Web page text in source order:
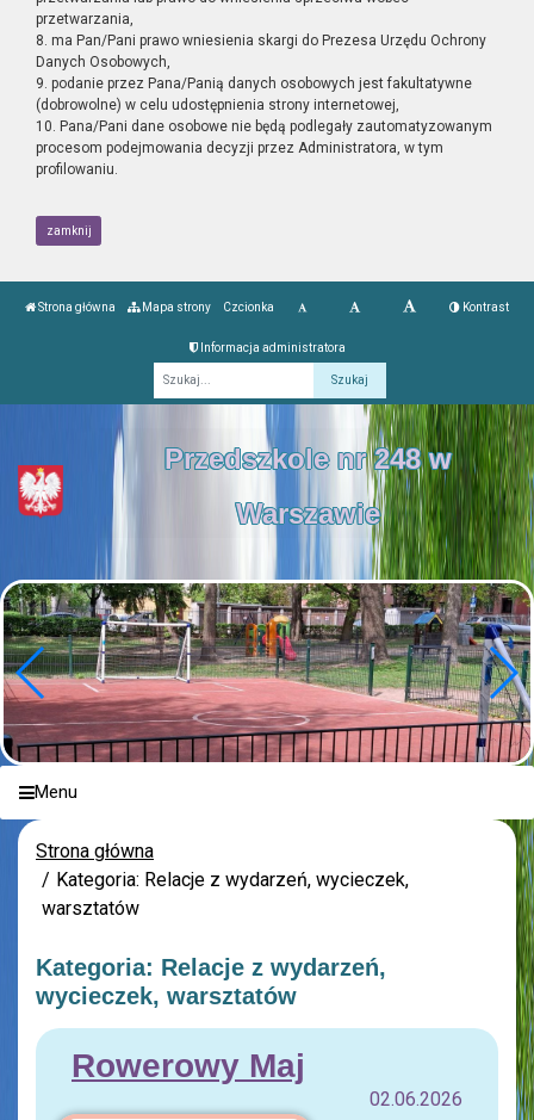
przetwarzania,
8. ma Pan/Pani prawo wniesienia skargi do Prezesa Urzędu Ochrony
Danych Osobowych,
9. podanie przez Pana/Panią danych osobowych jest fakultatywne
(dobrowolne) w celu udostępnienia strony internetowej,
10. Pana/Pani dane osobowe nie będą podlegały zautomatyzowanym
procesom podejmowania decyzji przez Administratora, w tym
profilowaniu.
zamknij
Strona główna Mapa strony Czcionka Kontrast
Informacja administratora
Przedszkole nr 248 w
Warszawie
Menu
Strona główna
Kategoria: Relacje z wydarzeń, wycieczek,
warsztatów
Kategoria: Relacje z wydarzeń,
wycieczek, warsztatów
Rowerowy Maj
02.06.2026